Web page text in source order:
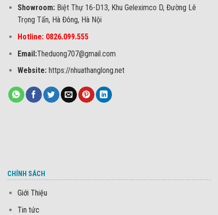
Showroom: Biệt Thự 16-D13, Khu Geleximco D, Đường Lê
Trọng Tấn, Hà Đông, Hà Nội
Hotline: 0826.099.555
Email:Theduong707@gmail.com
Website:https://nhuathanglong.net
CHÍNH SÁCH
Giới Thiệu
Tin tức